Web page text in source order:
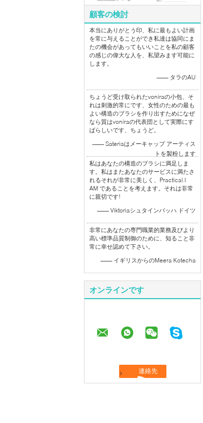
顧客の検討
本当にありがとう印、私に最もよい計画
を常に与えることができ私達は協同にま
たの機会があってもいいことを私の顧客
の感じの偉大な人を、私望みます可能に
します。
—— タラのAU
ちょうど受け取られたvoniraの小包、そ
れは刺激的常にです、女性のための最も
よい構造のブラシを作り出すためになぜ
なら質はvoniraの代表団として実際にす
ばらしいです、ちょうど。
—— Sateriaはメーキャップ アーティス
トを製粉します
私はあなたの構造のブラシに満足しま
す。私はまたあなたのサービスに満たさ
れるそれが非常に美しく、Practical.I
AM であることを考えます。それは非常
に親切です!
—— Viktoriaシュタインバッハ ドイツ
非常にあなたの専門職業的業務及びより
高い標準品質制御のために、知ること非
常に幸せ認めて下さい。
—— イギリスからのMeera Kotecha
オンラインです